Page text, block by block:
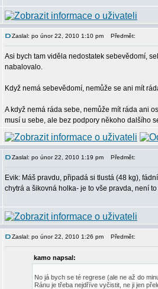
Zaslal: po únor 22, 2010 1:10 pm Předmět:
Asi bych tam viděla nedostatek sebevědomí,
nabalovalo.
Když nemá sebevědomí, nemůže se ani mít
A když nemá ráda sebe, nemůže mít ráda ani
musí u sebe, ale bez podpory někoho dalšího
Zaslal: po únor 22, 2010 1:19 pm Předmět:
Evik: Máš pravdu, připadá si tlustá (48 kg),
chytrá a šikovná holka- je to vše pravda, není
Zaslal: po únor 22, 2010 1:26 pm Předmět:
kamo napsal:
No já bych se té regrese (ale ne až do
Ránu je třeba nejdříve vyčistit, ne ji jen